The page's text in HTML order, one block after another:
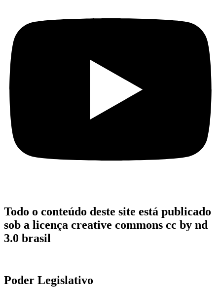
Todo o conteúdo deste site está publicado
sob a licença creative commons cc by nd
3.0 brasil
Poder Legislativo